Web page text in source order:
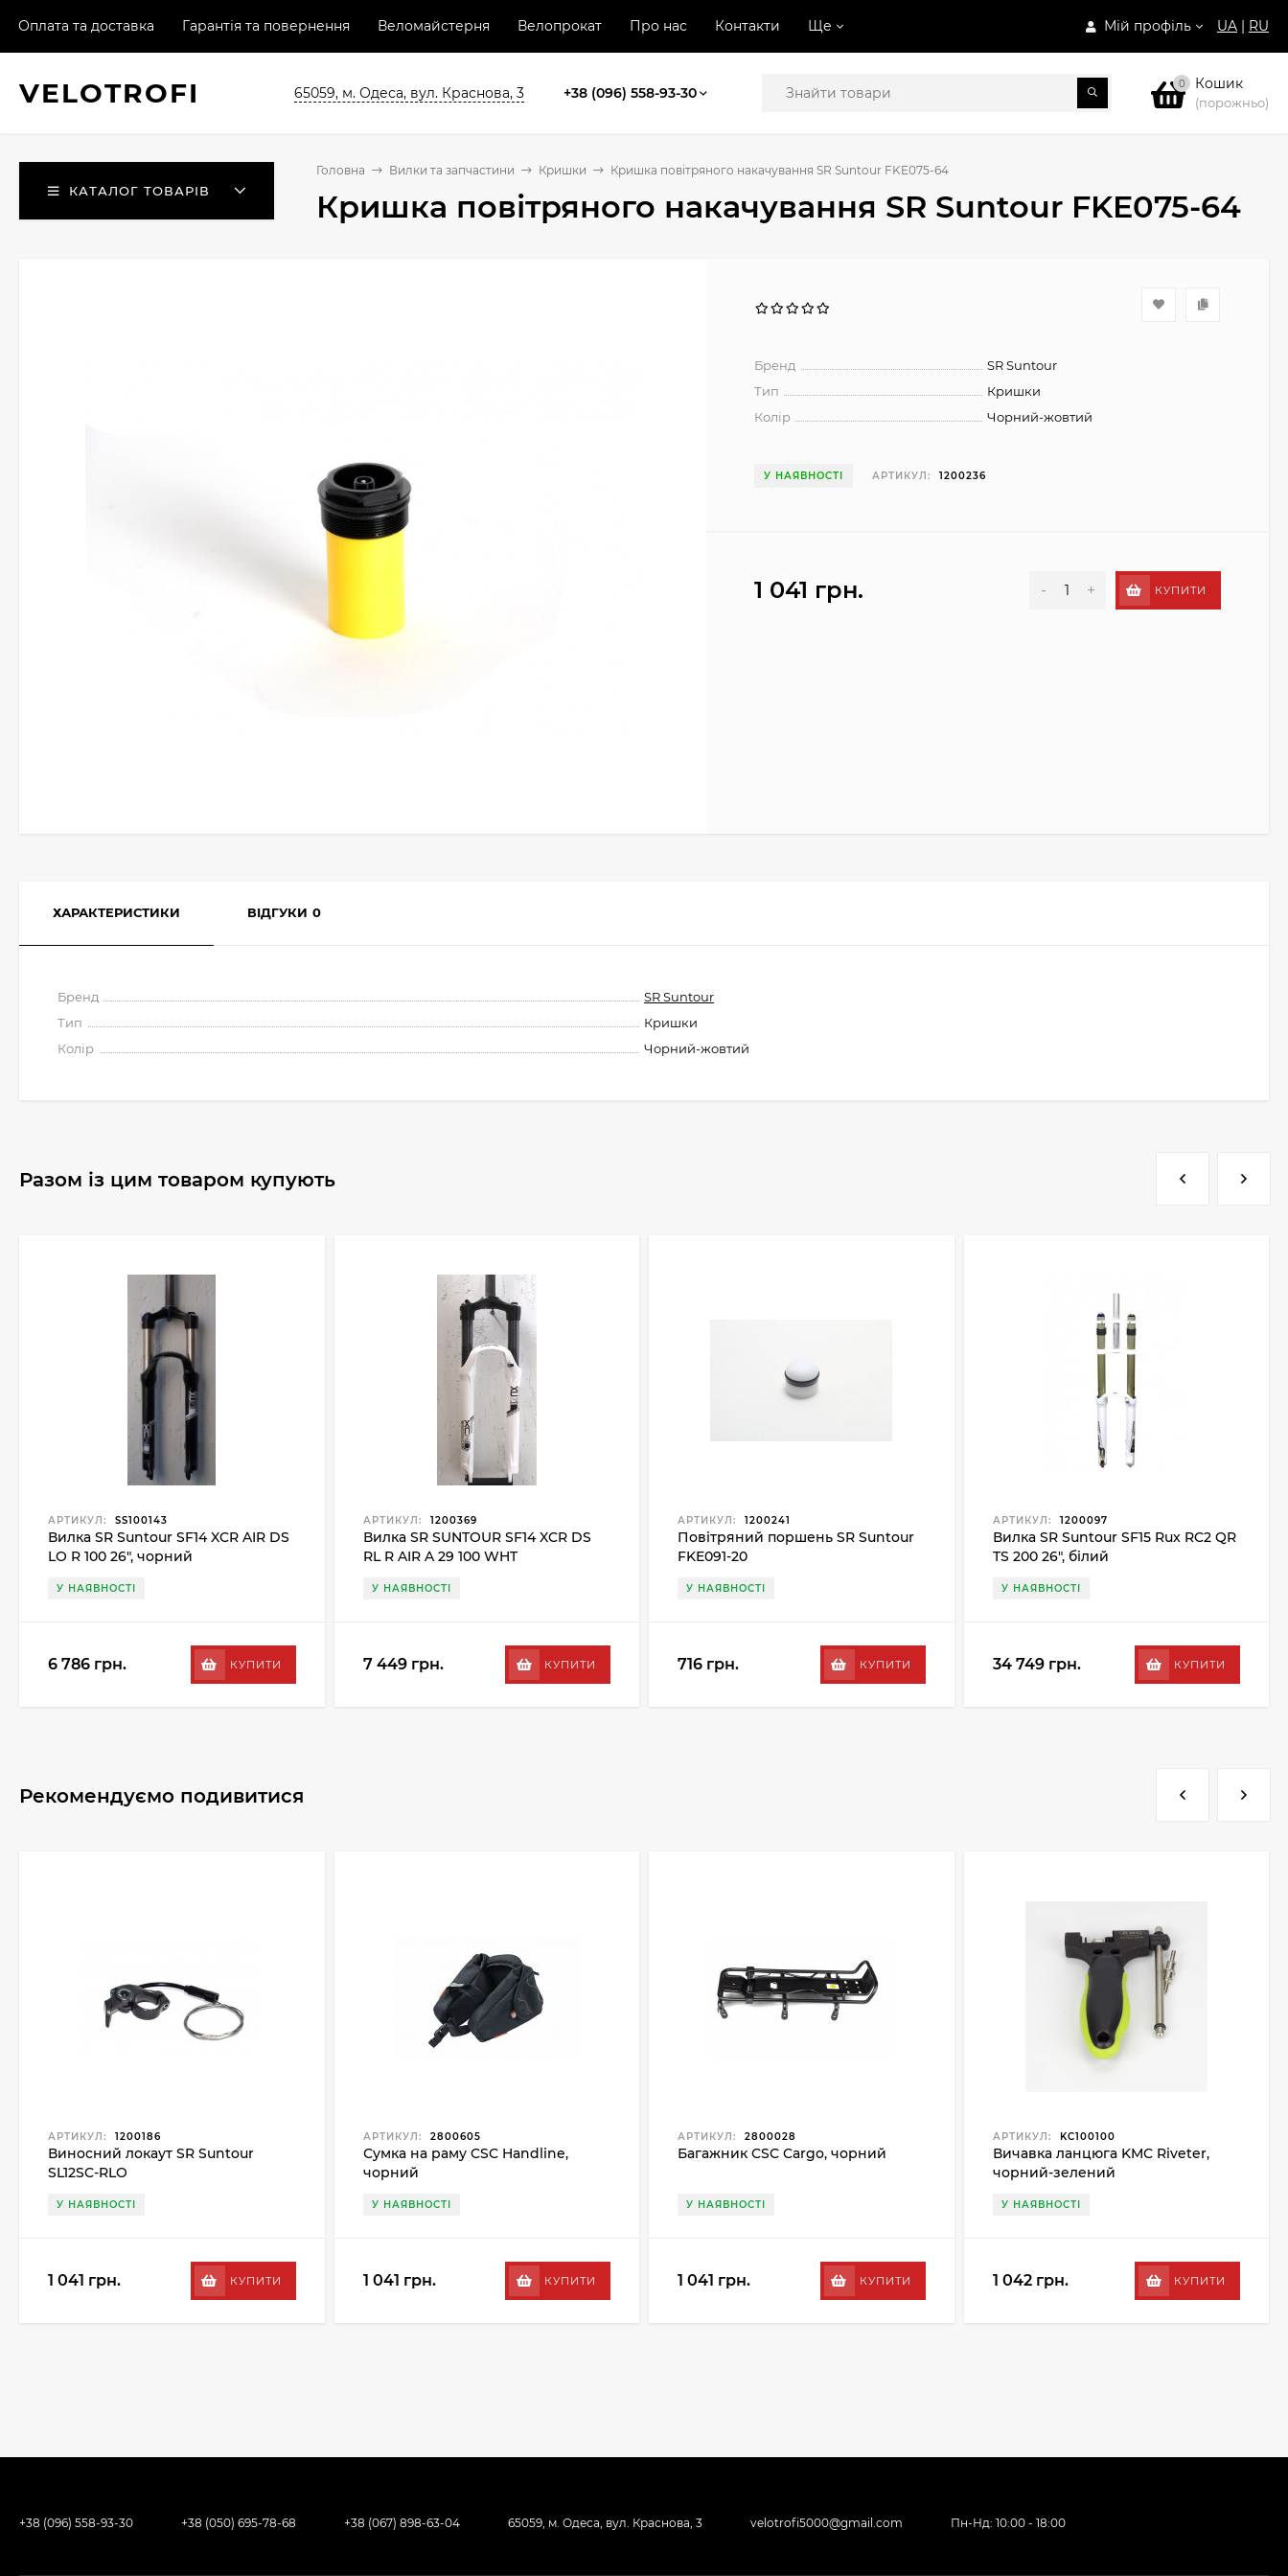
Мій профіль UA | RU
Оплата та доставка Гарантія та повернення Веломайстерня Велопрокат Про нас Контакти Ще
VELOTROFI 65059, м. Одеса, вул. Краснова, 3 +38 (096) 558-93-30 0 Кошик
(порожньо)
КАТАЛОГ ТОВАРІВ
Головна Вилки та запчастини Кришки Кришка повітряного накачування SR Suntour FKE075-64
Кришка повітряного накачування SR Suntour FKE075-64
Бренд
SR Suntour
Тип
Кришки
Колір
Чорний-жовтий
У НАЯВНОСТІ АРТИКУЛ: 1200236
1 041 грн. - + КУПИТИ
ХАРАКТЕРИСТИКИ ВІДГУКИ 0
Бренд
SR Suntour
Тип
Кришки
Колір
Чорний-жовтий
Разом із цим товаром купують
АРТИКУЛ: SS100143
Вилка SR Suntour SF14 XCR AIR DS
LO R 100 26", чорний
У НАЯВНОСТІ
6 786 грн. КУПИТИ
АРТИКУЛ: 1200369
Вилка SR SUNTOUR SF14 XCR DS
RL R AIR A 29 100 WHT
У НАЯВНОСТІ
7 449 грн. КУПИТИ
АРТИКУЛ: 1200241
Повітряний поршень SR Suntour
FKE091-20
У НАЯВНОСТІ
716 грн. КУПИТИ
АРТИКУЛ: 1200097
Вилка SR Suntour SF15 Rux RC2 QR
TS 200 26", білий
У НАЯВНОСТІ
34 749 грн. КУПИТИ
Рекомендуємо подивитися
АРТИКУЛ: 1200186
Виносний локаут SR Suntour
SL12SC-RLO
У НАЯВНОСТІ
1 041 грн. КУПИТИ
АРТИКУЛ: 2800605
Сумка на раму CSC Handline,
чорний
У НАЯВНОСТІ
1 041 грн. КУПИТИ
АРТИКУЛ: 2800028
Багажник CSC Cargo, чорний
У НАЯВНОСТІ
1 041 грн. КУПИТИ
АРТИКУЛ: KC100100
Вичавка ланцюга KMC Riveter,
чорний-зелений
У НАЯВНОСТІ
1 042 грн. КУПИТИ
+38 (096) 558-93-30 +38 (050) 695-78-68 +38 (067) 898-63-04 65059, м. Одеса, вул. Краснова, 3 velotrofi5000@gmail.com Пн-Нд: 10:00 - 18:00